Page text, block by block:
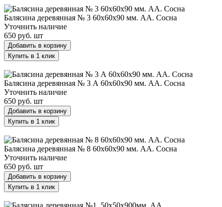
Балясина деревянная № 3 60х60х90 мм. АА. Сосна
Уточнить наличие
650 руб. шт
Добавить в корзину
Купить в 1 клик
Балясина деревянная № 3 А 60х60х90 мм. АА. Сосна
Уточнить наличие
650 руб. шт
Добавить в корзину
Купить в 1 клик
Балясина деревянная № 8 60х60х90 мм. АА. Сосна
Уточнить наличие
650 руб. шт
Добавить в корзину
Купить в 1 клик